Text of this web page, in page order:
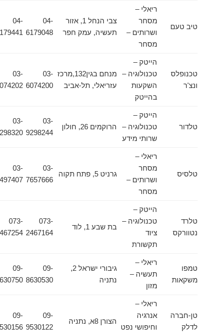
טיב טעם
ריאלי –
מסחר
ושרותים –
מסחר
צבי הנחל 1, אזור
תעשיה, עמק חפר
04-
6179048
6179441
טכנופלס
ונצ'ר
הייטק –
טכנולוגיה –
השקעות
בהייטק
מנחם בגין132,מרכז
עזריאלי, תל-אביב
03-
6074200
6074202
טלדור
הייטק –
טכנולוגיה –
שרותי מידע
הרוקמים 26, חולון
9298244
9298320
טלסיס
ריאלי –
מסחר
ושרותים –
מסחר
גרניט 5, פתח תקוה
7657666
6497407
טלרד
נטוורקס
הייטק –
טכנולוגיה –
תקשורת
בת שבע 1, לוד
073-
2467164
073-
2467254
טמפו
משקאות
ריאלי –
תעשיה –
גיבורי ישראל 2,
נתניה
8630530
8630750
טן-חברה
לדלק
ריאלי –
אנרגיה
וחיפושי נפט
הצורן 8א, נתניה
9530122
9530156